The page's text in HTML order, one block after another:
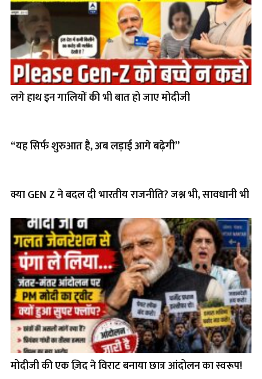
लगे हाथ इन गालियों की भी बात हो जाए मोदीजी
“यह सिर्फ शुरुआत है, अब लड़ाई आगे बढ़ेगी”
क्या GEN Z ने बदल दी भारतीय राजनीति? जश्न भी, सावधानी भी
मोदीजी की एक ज़िद ने विराट बनाया छात्र आंदोलन का स्वरूप!